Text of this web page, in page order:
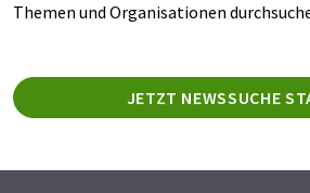
Themen und Organisationen
JETZT NEWSSUCHE